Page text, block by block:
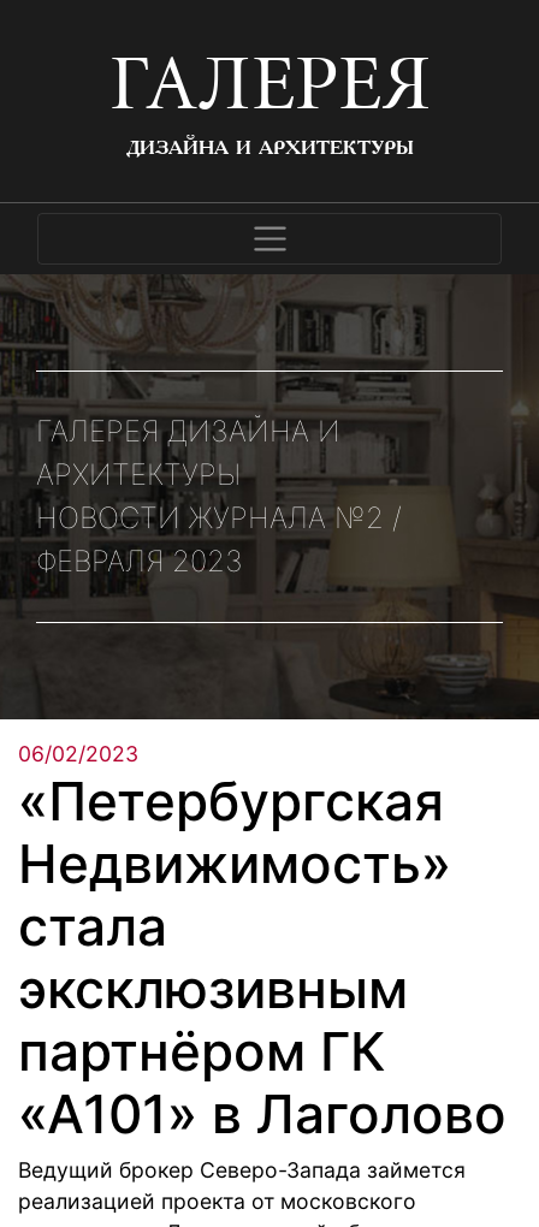
ГАЛЕРЕЯ
ДИЗАЙНА И АРХИТЕКТУРЫ
ГАЛЕРЕЯ ДИЗАЙНА И
АРХИТЕКТУРЫ
НОВОСТИ ЖУРНАЛА №2 /
ФЕВРАЛЯ 2023
06/02/2023
«Петербургская
Недвижимость»
стала
эксклюзивным
партнёром ГК
«А101» в Лаголово
Ведущий брокер Северо-Запада займется
реализацией проекта от московского